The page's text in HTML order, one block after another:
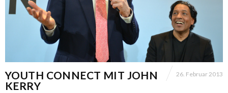
YOUTH CONNECT MIT JOHN
KERRY
26. Februar 2013